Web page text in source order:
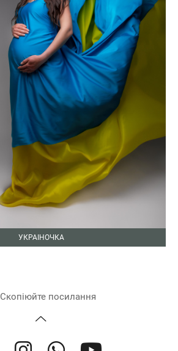
УКРАІНОЧКА
Скопіюйте посилання